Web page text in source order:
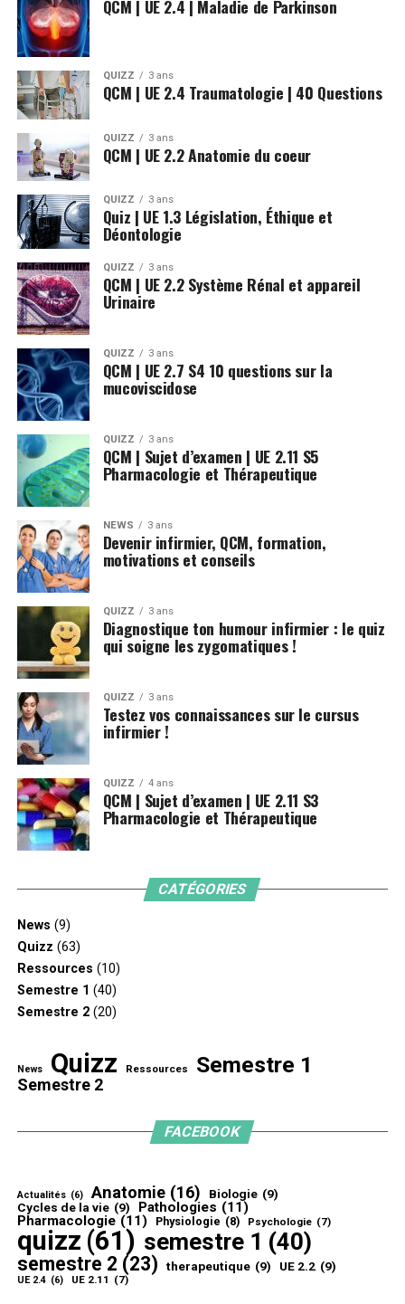
QCM | UE 2.4 | Maladie de Parkinson
QUIZZ 3 ans
QCM | UE 2.4 Traumatologie | 40 Questions
QUIZZ 3 ans
QCM | UE 2.2 Anatomie du coeur
QUIZZ 3 ans
Quiz | UE 1.3 Législation, Éthique et
Déontologie
QUIZZ 3 ans
QCM | UE 2.2 Système Rénal et appareil
Urinaire
QUIZZ 3 ans
QCM | UE 2.7 S4 10 questions sur la
mucoviscidose
QUIZZ 3 ans
QCM | Sujet d’examen | UE 2.11 S5
Pharmacologie et Thérapeutique
NEWS 3 ans
Devenir infirmier, QCM, formation,
motivations et conseils
QUIZZ 3 ans
Diagnostique ton humour infirmier : le quiz
qui soigne les zygomatiques !
QUIZZ 3 ans
Testez vos connaissances sur le cursus
infirmier !
QUIZZ 4 ans
QCM | Sujet d’examen | UE 2.11 S3
Pharmacologie et Thérapeutique
CATÉGORIES
News (9)
Quizz (63)
Ressources (10)
Semestre 1 (40)
Semestre 2(20)
News Quizz Ressources Semestre 1
Semestre 2
FACEBOOK
Actualités (6) Anatomie (16) Biologie (9)
Cycles de la vie (9) Pathologies (11)
Pharmacologie (11) Physiologie (8) Psychologie (7)
quizz (61) semestre 1 (40)
semestre 2 (23) therapeutique (9) UE 2.2 (9)
UE 2.4 (6) UE 2.11 (7)